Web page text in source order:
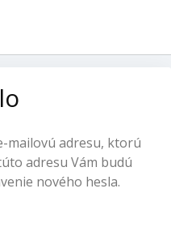
mailovú adresu, ktorú
adresu Vám budú
nového hesla.